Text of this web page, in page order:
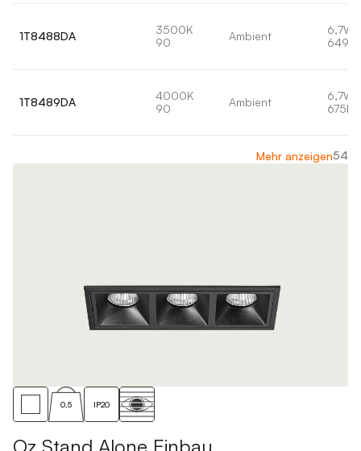
1T8488DA
3500K
90
Ambient
6,7W
649lm
1T8489DA
4000K
90
Ambient
6,7W
675lm
Mehr anzeigen54
0,5 IP20